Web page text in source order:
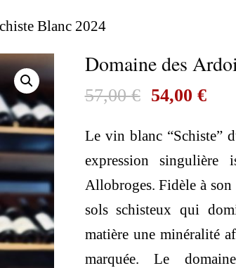
Blanc 2024
Domaine des
57,00€ Le
initial
était :
57,00 €.
54,00 €Le
est :
Le vin blanc “Schiste”
expression singulière
Allobroges. Fidèle à
sols schisteux qui
matière une minéralité
marquée. Le